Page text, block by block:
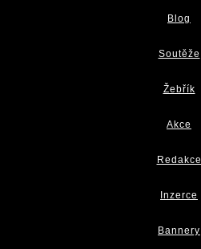
Blog
Soutěže
Žebřík
Akce
Redakce
Inzerce
Bannery